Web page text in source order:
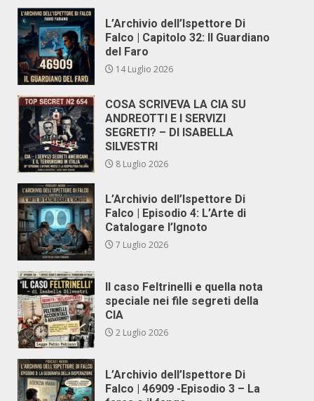
L’Archivio dell’Ispettore Di
Falco | Capitolo 32: Il Guardiano
del Faro
14 Luglio 2026
COSA SCRIVEVA LA CIA SU
ANDREOTTI E I SERVIZI
SEGRETI? – DI ISABELLA
SILVESTRI
8 Luglio 2026
L’Archivio dell’Ispettore Di
Falco | Episodio 4: L’Arte di
Catalogare l’Ignoto
7 Luglio 2026
Il caso Feltrinelli e quella nota
speciale nei file segreti della
CIA
2 Luglio 2026
L’Archivio dell’Ispettore Di
Falco | 46909 -Episodio 3 – La